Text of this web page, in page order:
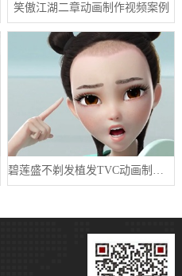
笑傲江湖二章动画制作视频案例
碧莲盛不剃发植发TVC动画制作案例